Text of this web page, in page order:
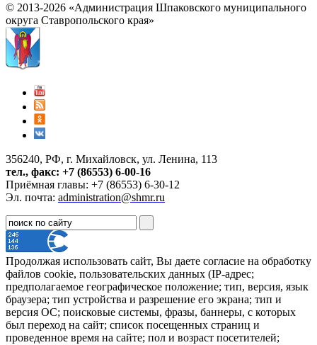
© 2013-2026 «Администрация Шпаковского муниципального
округа Ставропольского края»
356240, РФ, г. Михайловск, ул. Ленина, 113
тел., факс: +7 (86553) 6-00-16
Приёмная главы: +7 (86553) 6-30-12
Эл. почта: administration@shmr.ru
Продолжая использовать сайт, Вы даете согласие на обработку
файлов cookie, пользовательских данных (IP-адрес;
предполагаемое географическое положение; тип, версия, язык
браузера; тип устройства и разрешение его экрана; тип и
версия ОС; поисковые системы, фразы, баннеры, с которых
был переход на сайт; список посещенных страниц и
проведенное время на сайте; пол и возраст посетителей;